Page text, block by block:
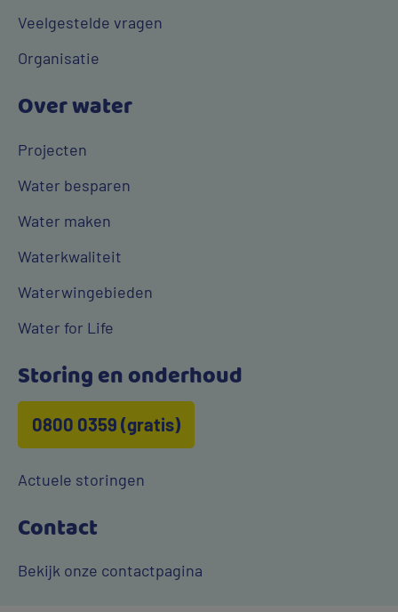
Veelgestelde vragen
Organisatie
Over water
Projecten
Water besparen
Water maken
Waterkwaliteit
Waterwingebieden
Water for Life
Storing en onderhoud
0800 0359 (gratis)
Actuele storingen
Contact
Bekijk onze contactpagina